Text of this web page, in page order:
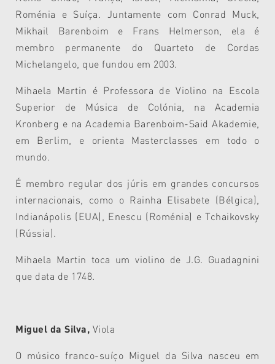
Roménia e Suíça. Juntamente com Conrad Muck,
Mikhail Barenboim e Frans Helmerson, ela é
membro permanente do Quarteto de Cordas
Michelangelo, que fundou em 2003.
Mihaela Martin é Professora de Violino na Escola
Superior de Música de Colónia, na Academia
Kronberg e na Academia Barenboim-Said Akademie,
em Berlim, e orienta Masterclasses em todo o
mundo.
É membro regular dos júris em grandes concursos
internacionais, como o Rainha Elisabete (Bélgica),
Indianápolis (EUA), Enescu (Roménia) e Tchaikovsky
(Rússia).
Mihaela Martin toca um violino de J.G. Guadagnini
que data de 1748.
Miguel da Silva, Viola
O músico franco-suíço Miguel da Silva nasceu em